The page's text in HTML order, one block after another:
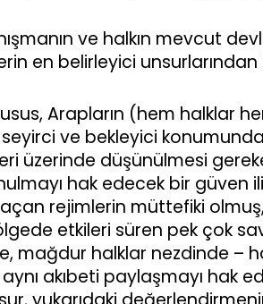
ve halkın mevcut
en belirleyici unsurlarından
Arapların (hem halklar
ve bekleyici
üzerinde düşünülmesi
hak edecek bir güven
rejimlerin müttefiki
etkileri süren pek çok
mağdur halklar nezdinde –
aynı akıbeti paylaşmayı